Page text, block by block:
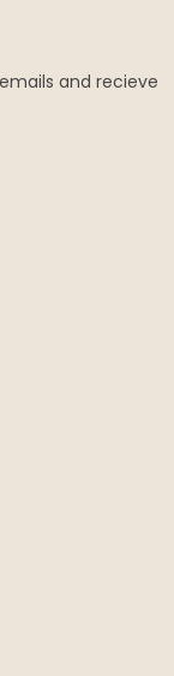
and recieve